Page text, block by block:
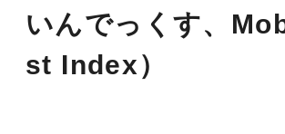
いんでっくす、
st Index）